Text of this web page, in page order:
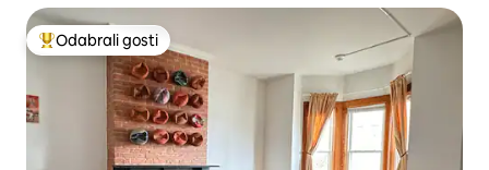
Među najviše rangiranima s oznakom „Odabrali gosti”
Odabrali gosti